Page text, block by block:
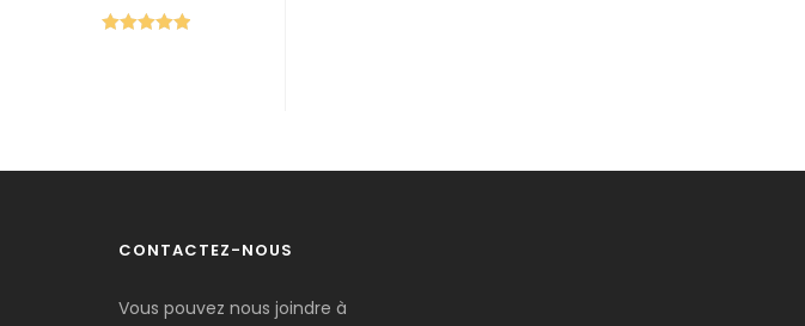
CONTACTEZ-NOUS
Vous pouvez nous joindre à